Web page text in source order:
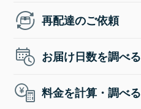
再配達のご依頼
お届け日数を調べる
料金を計算・調べる